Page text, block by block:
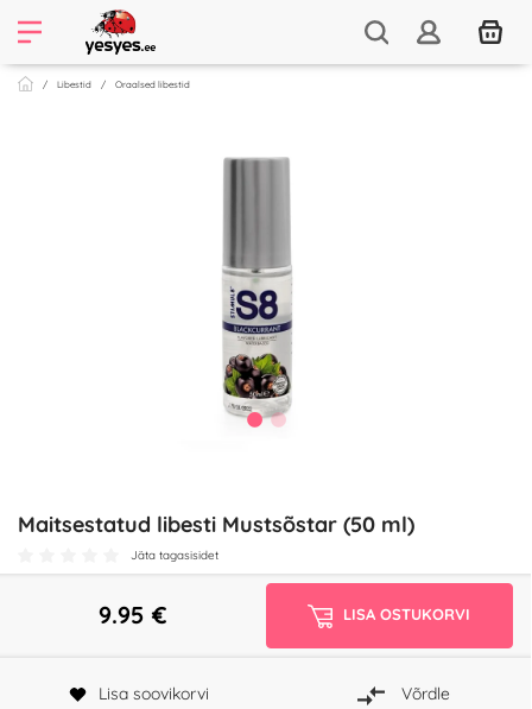
Libestid Oraalsed libestid
Maitsestatud libesti Mustsõstar (50 ml)
Jäta tagasisidet
9.95 € LISA OSTUKORVI
Lisa soovikorvi Võrdle